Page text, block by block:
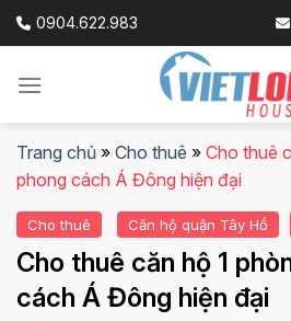
Skip
0904.622.983
Trang chủ » Cho thuê » Cho thuê
phong cách Á Đông hiện đại
Cho thuê Căn hộ quận Tây Hồ
Cho thuê căn hộ 1
cách Á Đông hiện đại